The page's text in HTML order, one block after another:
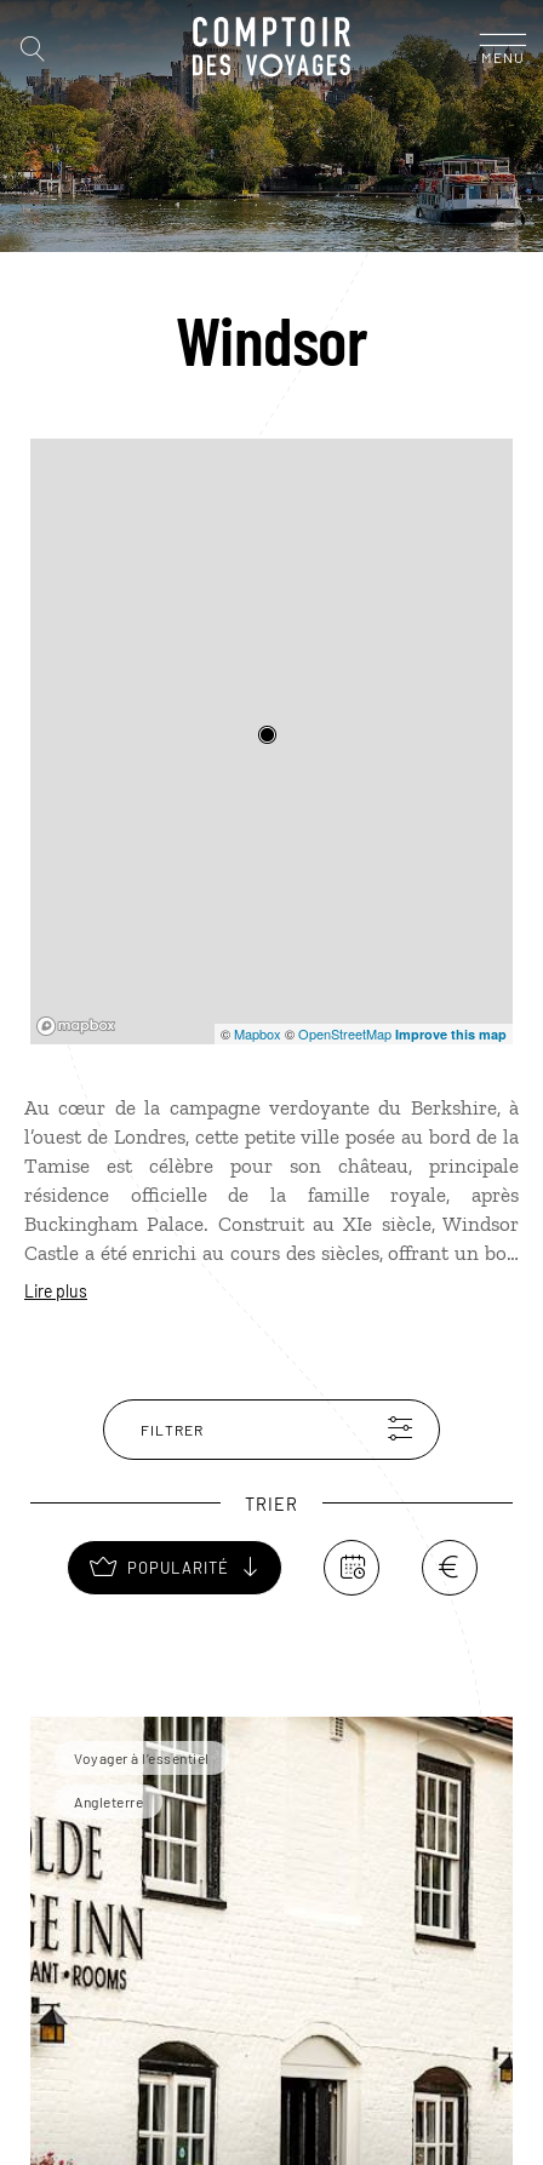
MENU
Windsor
©Mapbox ©OpenStreetMap Improve this map
Au cœur de la campagne verdoyante du Berkshire, à
l’ouest de Londres, cette petite ville posée au bord de la
Tamise est célèbre pour son château, principale
résidence officielle de la famille royale, après
Buckingham Palace. Construit au XIe siècle, Windsor
Castle a été enrichi au cours des siècles, offrant un bon
aperçu des fastes de la monarchie anglaise. À voir
quelques pas du château, le très select collège d’Eton
mérite une visite pour son style Perpendicular
particulièrement abouti.
Lire plus
FILTRER
TRIER
POPULARITÉ
Voyager à l’essentiel
Angleterre